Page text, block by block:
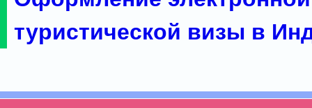
туристической визы в